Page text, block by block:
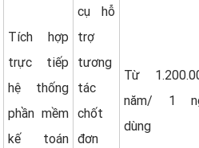
Tích hợp
trực tiếp
hệ thống
phần mềm
kế toán
cụ hỗ
trợ
tương
tác
chốt
đơn
Từ
năm/ 1
dùng